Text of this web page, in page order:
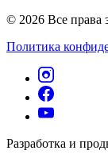
© 2026 Все
Политика
Разработка и